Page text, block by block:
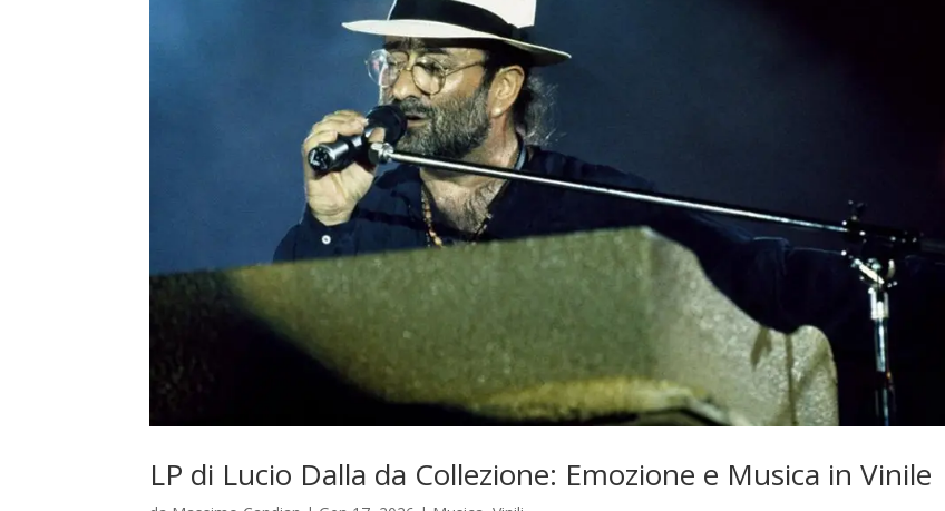
LP di Lucio Dalla da Collezione: Emozione e Musica in Vinile